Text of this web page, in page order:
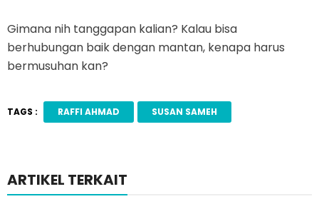
Gimana nih tanggapan kalian? Kalau bisa
berhubungan baik dengan mantan, kenapa harus
bermusuhan kan?
TAGS : RAFFI AHMAD SUSAN SAMEH
ARTIKEL TERKAIT